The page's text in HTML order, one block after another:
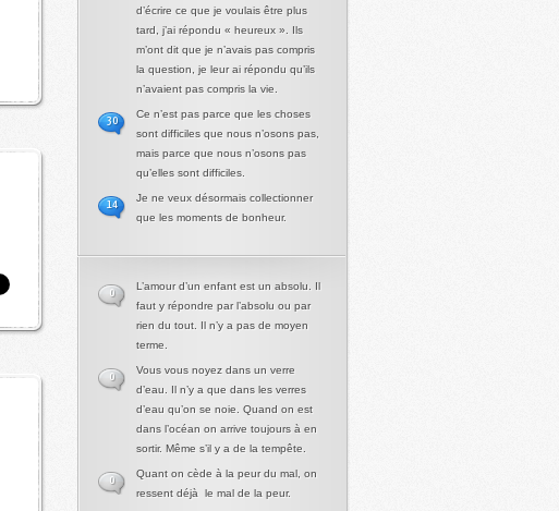
d’écrire ce que je voulais être plus
tard, j’ai répondu « heureux ». Ils
m’ont dit que je n’avais pas compris
la question, je leur ai répondu qu’ils
n’avaient pas compris la vie.
Ce n’est pas parce que les choses
sont difficiles que nous n’osons pas,
mais parce que nous n’osons pas
qu’elles sont difficiles.
30
Je ne veux désormais collectionner
que les moments de bonheur.
14
L’amour d’un enfant est un absolu. Il
faut y répondre par l’absolu ou par
rien du tout. Il n’y a pas de moyen
terme.
0
Vous vous noyez dans un verre
d’eau. Il n’y a que dans les verres
d’eau qu’on se noie. Quand on est
dans l’océan on arrive toujours à en
sortir. Même s’il y a de la tempête.
0
Quant on cède à la peur du mal, on
ressent déjà le mal de la peur.
0